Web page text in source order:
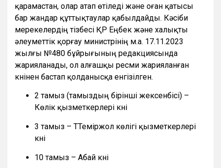
қарамастан, олар атап өтіледі және оған қатысы
бар жандар құттықтаулар қабылдайды. Кәсіби
мерекелердің тізбесі ҚР Еңбек және халықты
әлеуметтік қорғау министрінің м.а. 17.11.2023
жылғы №480 бұйрығының редакциясында
жарияланады, ол алғашқы ресми жарияланған
күнінен бастап қолданысқа енгізілген.
2 тамыз (тамыздың бірінші жексенбісі) –
Көлік қызметкерлері күні
3 тамыз – ТТеміржол көлігі қызметкерлері
күні
10 тамыз – Абай күні